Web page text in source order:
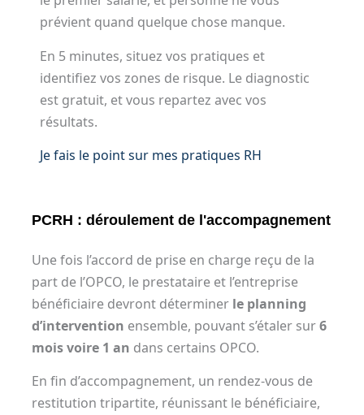
prévient quand quelque chose manque.
En 5 minutes, situez vos pratiques et
identifiez vos zones de risque. Le diagnostic
est gratuit, et vous repartez avec vos
résultats.
Je fais le point sur mes pratiques RH
PCRH : déroulement de l'accompagnement
Une fois l’accord de prise en charge reçu de la
part de l’OPCO, le prestataire et l’entreprise
bénéficiaire devront déterminerle planning
d’intervention ensemble, pouvant s’étaler sur6
mois voire 1 an dans certains OPCO.
En fin d’accompagnement, un rendez-vous de
restitution tripartite, réunissant le bénéficiaire,